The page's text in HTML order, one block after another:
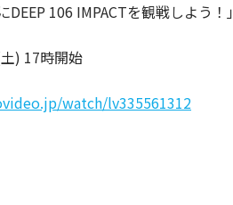
DEEP 106 IMPACTを観戦しよう！」
) 17時開始
watch/lv335561312